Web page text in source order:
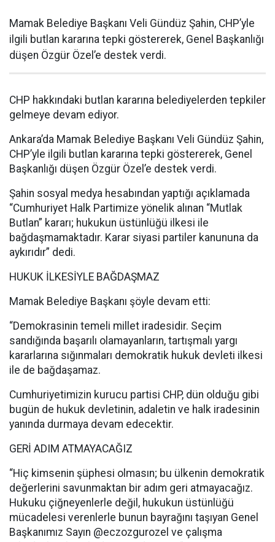
Mamak Belediye Başkanı Veli Gündüz Şahin, CHP’yle
ilgili butlan kararına tepki göstererek, Genel Başkanlığı
düşen Özgür Özel’e destek verdi.
CHP hakkındaki butlan kararına belediyelerden tepkiler
gelmeye devam ediyor.
Ankara’da Mamak Belediye Başkanı Veli Gündüz Şahin,
CHP’yle ilgili butlan kararına tepki göstererek, Genel
Başkanlığı düşen Özgür Özel’e destek verdi.
Şahin sosyal medya hesabından yaptığı açıklamada
“Cumhuriyet Halk Partimize yönelik alınan “Mutlak
Butlan” kararı; hukukun üstünlüğü ilkesi ile
bağdaşmamaktadır. Karar siyasi partiler kanununa da
aykırıdır” dedi.
HUKUK İLKESİYLE BAĞDAŞMAZ
Mamak Belediye Başkanı şöyle devam etti:
“Demokrasinin temeli millet iradesidir. Seçim
sandığında başarılı olamayanların, tartışmalı yargı
kararlarına sığınmaları demokratik hukuk devleti ilkesi
ile de bağdaşamaz.
Cumhuriyetimizin kurucu partisi CHP, dün olduğu gibi
bugün de hukuk devletinin, adaletin ve halk iradesinin
yanında durmaya devam edecektir.
GERİ ADIM ATMAYACAĞIZ
“Hiç kimsenin şüphesi olmasın; bu ülkenin demokratik
değerlerini savunmaktan bir adım geri atmayacağız.
Hukuku çiğneyenlerle değil, hukukun üstünlüğü
mücadelesi verenlerle bunun bayrağını taşıyan Genel
Başkanımız Sayın @eczozgurozel ve çalışma